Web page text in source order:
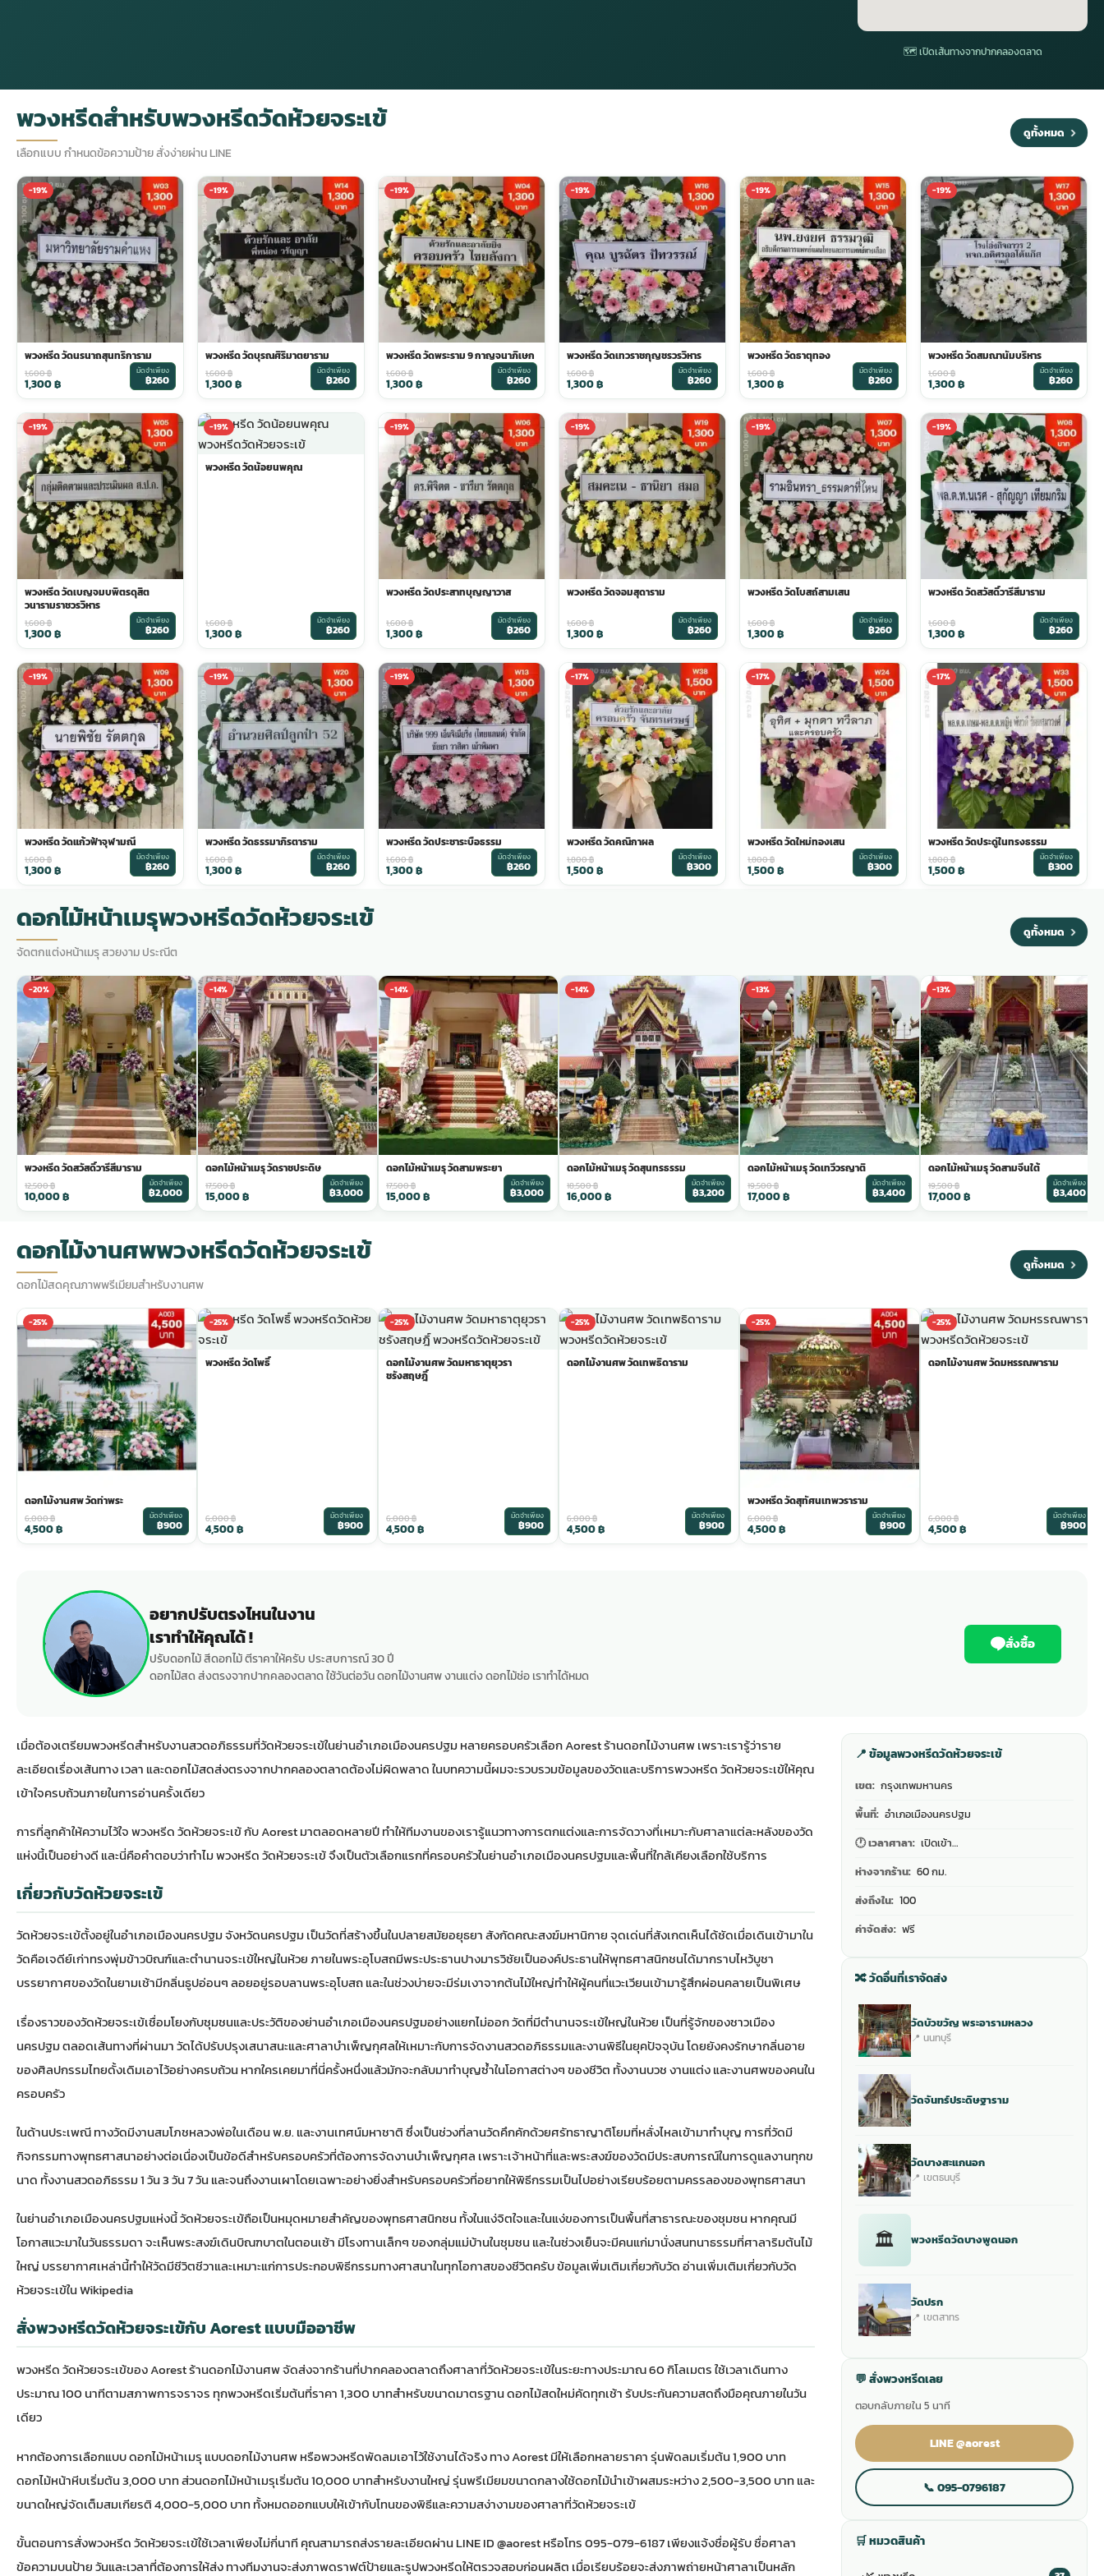
ดอกไม้หน้างานศพ
ดอกไม้หน้าโลง
จัดดอกไม้หน้ารูป
จัดดอกไม้หน้าโลง
ดอกไม้ศพ
ดอกไม้งานศพ ส่งด่วน
ดอกไม้งานศพ กรุงเทพ
ดอกไม้งานศพ ปากคลองตลาด
ร้านดอกไม้งานศพ ใกล้ฉัน
ดอกไม้งานศพ ราคาถูก
จัดดอกไม้งานศพ ราคา
ดอกไม้งานศพ ส่งฟรี
ดอกไม้งานศพ ออนไลน์
พวงดอกไม้งานศพ
tpdecorate ปูพื้น
ดอกไม้พวงหรีด
พวงหรีดปทุม
พวงหรีดพระราม 2
พวงหรีด ปากคลองตลาด
พวงหรีดราคาถูก
พวงหรีดดอกไม้สด
พวงหรีดดอกไม้สด ราคาถูก
สั่งพวงหรีด ออนไลน์
ส่งพวงหรีด ด่วน กรุงเทพ
ร้านพวงหรีด กรุงเทพ ส่งฟรี
พวงหรีด ปากคลองตลาด ราคา
พวงหรีด ส่งด่วน วันนี้
กไม้หน้าเมรุ
น้าเมรุ ราคา
มรุ กรุงเทพ
ม้หน้าเมรุ
มรุ ราคาถูก
ม้หน้าเมรุ
ระดับเมรุ
มรุ ออนไลน์
มรุ ส่งด่วน
น้าเมรุ กรุงเทพ
อกไม้งานแต่ง
ดอกไม้งานแต่ง
ไม้งานแต่ง แบบสวยๆ
พวงหรีดพัดลม ส่งด่วน
สั่งพวงหรีดพัดลม
ร้านพวงหรีดพัดลม
พวงหรีดพัดลม ปากคลองตลาด
พวงหรีดพัดลม แบบสวยๆ
แพ็คเกจจัดงานศพ
ค่าใช้จ่ายจัดงานศพ
จัดงานศพ วัด
ขั้นตอนจัดงานศพ
จัดงานศพ ราคาถูก
🗺 เปิดเส้นทางจากปากคลองตลาด
พวงหรีดสำหรับพวงหรีดวัดห้วยจระเข้
เลือกแบบ กำหนดข้อความป้าย สั่งง่ายผ่าน LINE
ดูทั้งหมด
-19%
พวงหรีด วัดนรนาถสุนทริการาม
1,600฿
1,300฿
มัดจำเพียง
฿260
-19%
พวงหรีด วัดบุรณศิริมาตยาราม
1,600฿
1,300฿
มัดจำเพียง
฿260
-19%
พวงหรีด วัดพระราม 9 กาญจนาภิเษก
1,600฿
1,300฿
มัดจำเพียง
฿260
-19%
พวงหรีด วัดเทวราชกุญชรวรวิหาร
1,600฿
1,300฿
มัดจำเพียง
฿260
-19%
พวงหรีด วัดธาตุทอง
1,600฿
1,300฿
มัดจำเพียง
฿260
-19%
พวงหรีด วัดสมณานัมบริหาร
1,600฿
1,300฿
มัดจำเพียง
฿260
-19%
พวงหรีด วัดเบญจมบพิตรดุสิต
วนารามราชวรวิหาร
1,600฿
1,300฿
มัดจำเพียง
฿260
-19%
พวงหรีด วัดน้อยนพคุณ
1,600฿
1,300฿
มัดจำเพียง
฿260
-19%
พวงหรีด วัดประสาทบุญญาวาส
1,600฿
1,300฿
มัดจำเพียง
฿260
-19%
พวงหรีด วัดจอมสุดาราม
1,600฿
1,300฿
มัดจำเพียง
฿260
-19%
พวงหรีด วัดโบสถ์สามเสน
1,600฿
1,300฿
มัดจำเพียง
฿260
-19%
พวงหรีด วัดสวัสดิ์วารีสีมาราม
1,600฿
1,300฿
มัดจำเพียง
฿260
-19%
พวงหรีด วัดแก้วฟ้าจุฬามณี
1,600฿
1,300฿
มัดจำเพียง
฿260
-19%
พวงหรีด วัดธรรมาภิรตาราม
1,600฿
1,300฿
มัดจำเพียง
฿260
-19%
พวงหรีด วัดประชาระบือธรรม
1,600฿
1,300฿
มัดจำเพียง
฿260
-17%
พวงหรีด วัดคณิกาผล
1,800฿
1,500฿
มัดจำเพียง
฿300
-17%
พวงหรีด วัดใหม่ทองเสน
1,800฿
1,500฿
มัดจำเพียง
฿300
-17%
พวงหรีด วัดประดู่ในทรงธรรม
1,800฿
1,500฿
มัดจำเพียง
฿300
ดอกไม้หน้าเมรุพวงหรีดวัดห้วยจระเข้
จัดตกแต่งหน้าเมรุ สวยงาม ประณีต
ดูทั้งหมด
-20%
พวงหรีด วัดสวัสดิ์วารีสีมาราม
12,500฿
10,000฿
มัดจำเพียง
฿2,000
-14%
ดอกไม้หน้าเมรุ วัดราชประดิษ
17,500฿
15,000฿
มัดจำเพียง
฿3,000
-14%
ดอกไม้หน้าเมรุ วัดสามพระยา
17,500฿
15,000฿
มัดจำเพียง
฿3,000
-14%
ดอกไม้หน้าเมรุ วัดสุนทรธรรม
18,500฿
16,000฿
มัดจำเพียง
฿3,200
-13%
ดอกไม้หน้าเมรุ วัดเทวีวรญาติ
19,500฿
17,000฿
มัดจำเพียง
฿3,400
-13%
ดอกไม้หน้าเมรุ วัดสามจีนใต้
19,500฿
17,000฿
มัดจำเพียง
฿3,400
ดอกไม้งานศพพวงหรีดวัดห้วยจระเข้
ดอกไม้สดคุณภาพพรีเมียมสำหรับงานศพ
ดูทั้งหมด
-25%
ดอกไม้งานศพ วัดท่าพระ
6,000฿
4,500฿
มัดจำเพียง
฿900
-25%
พวงหรีด วัดโพธิ์
6,000฿
4,500฿
มัดจำเพียง
฿900
-25%
ดอกไม้งานศพ วัดมหาธาตุยุวรา
ชรังสฤษฎิ์
6,000฿
4,500฿
มัดจำเพียง
฿900
-25%
ดอกไม้งานศพ วัดเทพธิดาราม
6,000฿
4,500฿
มัดจำเพียง
฿900
-25%
พวงหรีด วัดสุทัศนเทพวราราม
6,000฿
4,500฿
มัดจำเพียง
฿900
-25%
ดอกไม้งานศพ วัดมหรรณพาราม
6,000฿
4,500฿
มัดจำเพียง
฿900
อยากปรับตรงไหนในงาน
เราทำให้คุณได้ !
ปรับดอกไม้ สีดอกไม้ ตีราคาให้ครับ ประสบการณ์ 30 ปี
ดอกไม้สด ส่งตรงจากปากคลองตลาด ใช้วันต่อวัน ดอกไม้งานศพ งานแต่ง ดอกไม้ช่อ เราทำได้หมด
สั่งซื้อ
เมื่อต้องเตรียมพวงหรีดสำหรับงานสวดอภิธรรมที่วัดห้วยจระเข้ในย่านอำเภอเมืองนครปฐม หลายครอบครัวเลือกAorest ร้านดอกไม้งานศพเพราะเรารู้ว่าราย
ละเอียดเรื่องเส้นทาง เวลา และดอกไม้สดส่งตรงจากปากคลองตลาดต้องไม่ผิดพลาด ในบทความนี้ผมจะรวบรวมข้อมูลของวัดและบริการพวงหรีด วัดห้วยจระเข้ให้คุณ
เข้าใจครบถ้วนภายในการอ่านครั้งเดียว
การที่ลูกค้าให้ความไว้ใจ พวงหรีด วัดห้วยจระเข้ กับ Aorest มาตลอดหลายปี ทำให้ทีมงานของเรารู้แนวทางการตกแต่งและการจัดวางที่เหมาะกับศาลาแต่ละหลังของวัด
แห่งนี้เป็นอย่างดี และนี่คือคำตอบว่าทำไม พวงหรีด วัดห้วยจระเข้ จึงเป็นตัวเลือกแรกที่ครอบครัวในย่านอำเภอเมืองนครปฐมและพื้นที่ใกล้เคียงเลือกใช้บริการ
เกี่ยวกับวัดห้วยจระเข้
วัดห้วยจระเข้ตั้งอยู่ในอำเภอเมืองนครปฐม จังหวัดนครปฐม เป็นวัดที่สร้างขึ้นในปลายสมัยอยุธยา สังกัดคณะสงฆ์มหานิกาย จุดเด่นที่สังเกตเห็นได้ชัดเมื่อเดินเข้ามาใน
วัดคือเจดีย์เก่าทรงพุ่มข้าวบิณฑ์และตำนานจระเข้ใหญ่ในห้วย ภายในพระอุโบสถมีพระประธานปางมารวิชัยเป็นองค์ประธานให้พุทธศาสนิกชนได้มากราบไหว้บูชา
บรรยากาศของวัดในยามเช้ามีกลิ่นธูปอ่อนๆ ลอยอยู่รอบลานพระอุโบสถ และในช่วงบ่ายจะมีร่มเงาจากต้นไม้ใหญ่ทำให้ผู้คนที่แวะเวียนเข้ามารู้สึกผ่อนคลายเป็นพิเศษ
เรื่องราวของวัดห้วยจระเข้เชื่อมโยงกับชุมชนและประวัติของย่านอำเภอเมืองนครปฐมอย่างแยกไม่ออก วัดที่มีตำนานจระเข้ใหญ่ในห้วย เป็นที่รู้จักของชาวเมือง
นครปฐม ตลอดเส้นทางที่ผ่านมา วัดได้ปรับปรุงเสนาสนะและศาลาบำเพ็ญกุศลให้เหมาะกับการจัดงานสวดอภิธรรมและงานพิธีในยุคปัจจุบัน โดยยังคงรักษากลิ่นอาย
ของศิลปกรรมไทยดั้งเดิมเอาไว้อย่างครบถ้วน หากใครเคยมาที่นี่ครั้งหนึ่งแล้วมักจะกลับมาทำบุญซ้ำในโอกาสต่างๆ ของชีวิต ทั้งงานบวช งานแต่ง และงานศพของคนใน
ครอบครัว
ในด้านประเพณี ทางวัดมีงานสมโภชหลวงพ่อในเดือน พ.ย. และงานเทศน์มหาชาติ ซึ่งเป็นช่วงที่ลานวัดคึกคักด้วยศรัทธาญาติโยมที่หลั่งไหลเข้ามาทำบุญ การที่วัดมี
กิจกรรมทางพุทธศาสนาอย่างต่อเนื่องเป็นข้อดีสำหรับครอบครัวที่ต้องการจัดงานบำเพ็ญกุศล เพราะเจ้าหน้าที่และพระสงฆ์ของวัดมีประสบการณ์ในการดูแลงานทุกข
นาด ทั้งงานสวดอภิธรรม 1 วัน 3 วัน 7 วัน และจนถึงงานเผาโดยเฉพาะอย่างยิ่งสำหรับครอบครัวที่อยากให้พิธีกรรมเป็นไปอย่างเรียบร้อยตามครรลองของพุทธศาสนา
ในย่านอำเภอเมืองนครปฐมแห่งนี้ วัดห้วยจระเข้ถือเป็นหมุดหมายสำคัญของพุทธศาสนิกชน ทั้งในแง่จิตใจและในแง่ของการเป็นพื้นที่สาธารณะของชุมชน หากคุณมี
โอกาสแวะมาในวันธรรมดา จะเห็นพระสงฆ์เดินบิณฑบาตในตอนเช้า มีโรงทานเล็กๆ ของกลุ่มแม่บ้านในชุมชน และในช่วงเย็นจะมีคนแก่มานั่งสนทนาธรรมที่ศาลาริมต้นไม้
ใหญ่ บรรยากาศเหล่านี้ทำให้วัดมีชีวิตชีวาและเหมาะแก่การประกอบพิธีกรรมทางศาสนาในทุกโอกาสของชีวิตครับ ข้อมูลเพิ่มเติมเกี่ยวกับวัดอ่านเพิ่มเติมเกี่ยวกับวัด
ห้วยจระเข้ใน Wikipedia
สั่งพวงหรีดวัดห้วยจระเข้กับ Aorest แบบมืออาชีพ
พวงหรีด วัดห้วยจระเข้ของAorest ร้านดอกไม้งานศพจัดส่งจากร้านที่ปากคลองตลาดถึงศาลาที่วัดห้วยจระเข้ในระยะทางประมาณ 60 กิโลเมตร ใช้เวลาเดินทาง
ประมาณ 100 นาทีตามสภาพการจราจร ทุกพวงหรีดเริ่มต้นที่ราคา 1,300 บาทสำหรับขนาดมาตรฐาน ดอกไม้สดใหม่คัดทุกเช้า รับประกันความสดถึงมือคุณภายในวัน
เดียว
หากต้องการเลือกแบบดอกไม้หน้าเมรุ แบบดอกไม้งานศพหรือพวงหรีดพัดลมเอาไว้ใช้งานได้จริง ทาง Aorest มีให้เลือกหลายราคา รุ่นพัดลมเริ่มต้น 1,900 บาท
ดอกไม้หน้าหีบเริ่มต้น 3,000 บาท ส่วนดอกไม้หน้าเมรุเริ่มต้น 10,000 บาทสำหรับงานใหญ่ รุ่นพรีเมียมขนาดกลางใช้ดอกไม้นำเข้าผสมระหว่าง 2,500-3,500 บาท และ
ขนาดใหญ่จัดเต็มสมเกียรติ 4,000-5,000 บาท ทั้งหมดออกแบบให้เข้ากับโทนของพิธีและความสง่างามของศาลาที่วัดห้วยจระเข้
ขั้นตอนการสั่งพวงหรีด วัดห้วยจระเข้ใช้เวลาเพียงไม่กี่นาที คุณสามารถส่งรายละเอียดผ่าน LINE ID @aorest หรือโทร 095-079-6187 เพียงแจ้งชื่อผู้รับ ชื่อศาลา
ข้อความบนป้าย วันและเวลาที่ต้องการให้ส่ง ทางทีมงานจะส่งภาพดราฟต์ป้ายและรูปพวงหรีดให้ตรวจสอบก่อนผลิต เมื่อเรียบร้อยจะส่งภาพถ่ายหน้าศาลาเป็นหลัก
📍 ข้อมูลพวงหรีดวัดห้วยจระเข้
เขต: กรุงเทพมหานคร
พื้นที่: อำเภอเมืองนครปฐม
🕐 เวลาศาลา: เปิดเข้า…
ห่างจากร้าน: 60 กม.
ส่งถึงใน: 100
ค่าจัดส่ง: ฟรี
🔀 วัดอื่นที่เราจัดส่ง
วัดบัวขวัญ พระอารามหลวง
📍 นนทบุรี
วัดจันทร์ประดิษฐาราม
วัดบางสะแกนอก
📍 เขตธนบุรี
🏛 พวงหรีดวัดบางพูดนอก
วัดปรก
📍 เขตสาทร
💬 สั่งพวงหรีดเลย
ตอบกลับภายใน 5 นาที
LINE @aorest
📞 095-0796187
🛒 หมวดสินค้า